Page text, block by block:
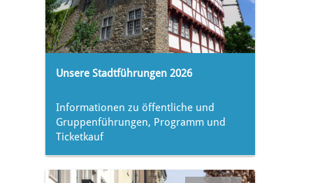
Unsere Stadtführungen 2026
Informationen zu öffentliche und
Gruppenführungen, Programm und
Ticketkauf